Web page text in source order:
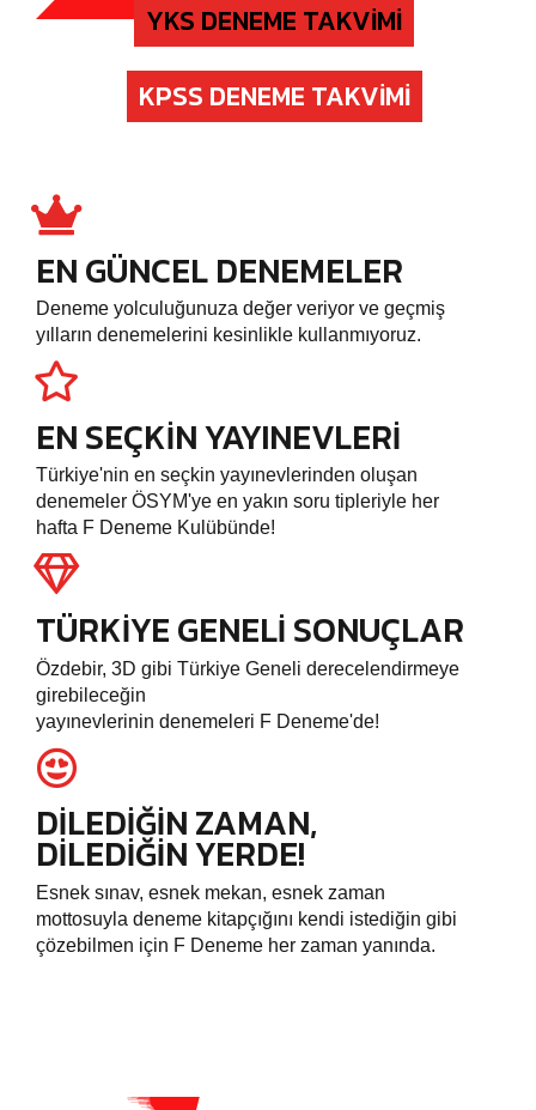
YKS DENEME TAKVIMI
KPSS DENEME TAKVIMI
EN GÜNCEL DENEMELER
Deneme yolculuğunuza değer veriyor ve geçmiş
yılların denemelerini kesinlikle kullanmıyoruz.
EN SEÇKIN YAYINEVLERI
Türkiye'nin en seçkin yayınevlerinden oluşan
denemeler ÖSYM'ye en yakın soru tipleriyle her
hafta F Deneme Kulübünde!
TÜRKIYE GENELI SONUÇLAR
Özdebir, 3D gibi Türkiye Geneli derecelendirmeye
girebileceğin
yayınevlerinin denemeleri F Deneme'de!
DILEDIĞIN ZAMAN,
DILEDIĞIN YERDE!
Esnek sınav, esnek mekan, esnek zaman
mottosuyla deneme kitapçığını kendi istediğin gibi
çözebilmen için F Deneme her zaman yanında.